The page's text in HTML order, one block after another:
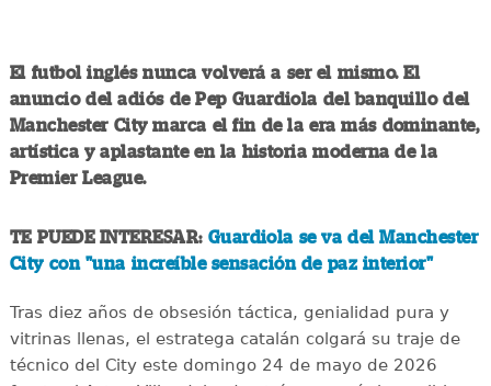
El futbol inglés nunca volverá a ser el mismo. El
anuncio del adiós de Pep Guardiola del banquillo del
Manchester City marca el fin de la era más dominante,
artística y aplastante en la historia moderna de la
Premier League.
TE PUEDE INTERESAR: Guardiola se va del Manchester
City con "una increíble sensación de paz interior"
Tras diez años de obsesión táctica, genialidad pura y
vitrinas llenas, el estratega catalán colgará su traje de
técnico del City este domingo 24 de mayo de 2026